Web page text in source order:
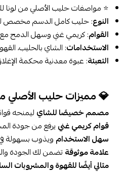
⭐ مواصفات حليب الأصلي من لونا
النوع: حليب كامل الدسم مخصص
القوام: كريمي غني وسهل الدمج
الاستخدامات: الشاي بالحليب،
التعبئة: عبوة معدنية محكمة
💎 مميزات حليب الأصلي
مصمم خصيصًا للشاي ليمنحه
قوام كريمي غني يرفع من جودة
سهل الاستخدام ويذوب بسهولة
علامة موثوقةتضمن لك الجودة
مثالي أيضًا للقهوة والمشروبات